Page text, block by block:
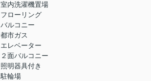
室内洗濯機置場
フローリング
バルコニー
都市ガス
エレベーター
２面バルコニー
照明器具付き
駐輪場